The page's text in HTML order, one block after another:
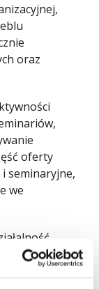
oraz
oferty
seminaryjne,
we
wpisała się